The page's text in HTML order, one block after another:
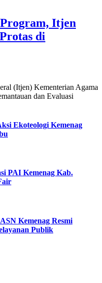
Itjen
di
(Itjen) Kementerian Agama
dan Evaluasi
Ekoteologi Kemenag
PAI Kemenag Kab.
Kemenag Resmi
Publik